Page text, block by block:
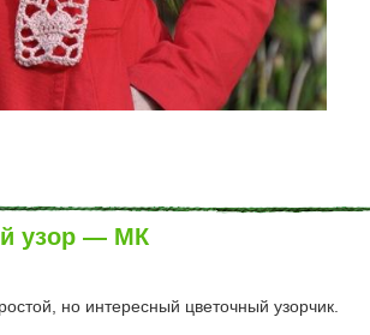
узор — МК
но интересный цветочный узорчик.